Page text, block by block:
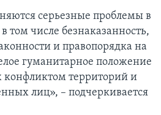
серьезные проблемы в
том числе безнаказанность,
и правопорядка на
гуманитарное положение
территорий и
лиц», – подчеркивается